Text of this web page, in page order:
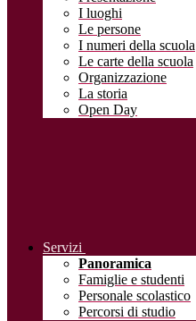
I luoghi
Le persone
I numeri della scuola
Le carte della scuola
Organizzazione
La storia
Open Day
Servizi
Panoramica
Famiglie e studenti
Personale scolastico
Percorsi di studio